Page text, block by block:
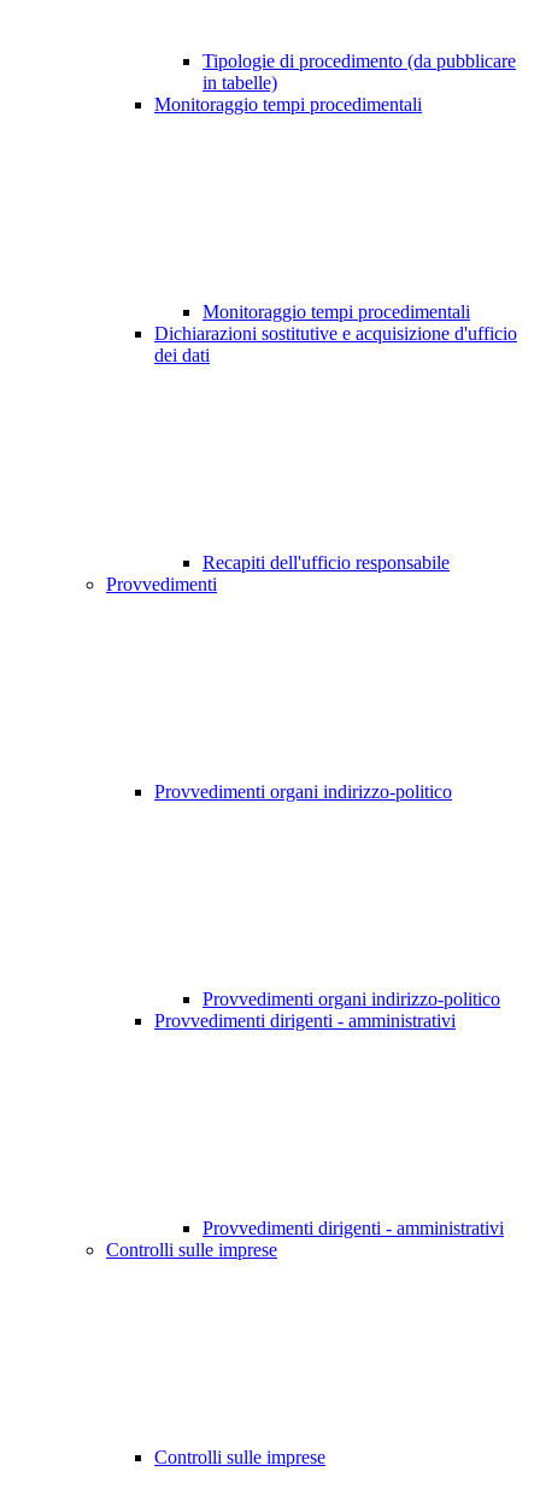
Tipologie di procedimento (da pubblicare
in tabelle)
Monitoraggio tempi procedimentali
Monitoraggio tempi procedimentali
Dichiarazioni sostitutive e acquisizione d'ufficio
dei dati
Recapiti dell'ufficio responsabile
Provvedimenti
Provvedimenti organi indirizzo-politico
Provvedimenti organi indirizzo-politico
Provvedimenti dirigenti - amministrativi
Provvedimenti dirigenti - amministrativi
Controlli sulle imprese
Controlli sulle imprese